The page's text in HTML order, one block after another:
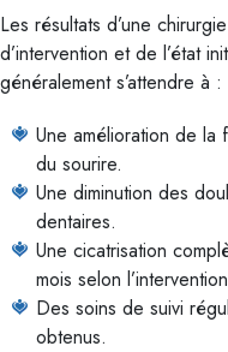
Les résultats d’une
d’intervention et de l’état
généralement s’attendre à :
Une amélioration de la
du sourire.
Une diminution des
dentaires.
Une cicatrisation
mois selon
Des soins de suivi
obtenus.